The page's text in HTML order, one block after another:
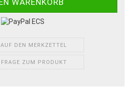
AUF DEN MERKZETTEL
FRAGE ZUM PRODUKT